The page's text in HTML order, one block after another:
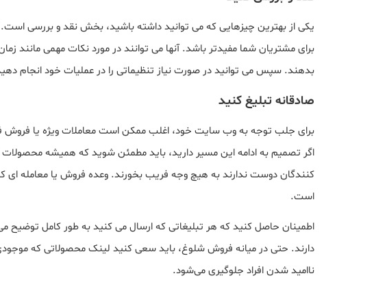
یکی از بهترین چیزهایی که می توانید داشته باشید، بخش نقد و بررسی
برای مشتریان شما مفیدتر باشد. آنها می توانند در مورد نکات مهمی مانند
بدهند. سپس می توانید در صورت نیاز تنظیماتی را در عملیات خود انجام
صادقانه تبلیغ کنید
برای جلب توجه به وب سایت خود، اغلب ممکن است معاملات ویژه یا فروش
اگر تصمیم به ادامه این مسیر دارید، باید مطمئن شوید که همیشه
کنندگان دوست ندارند به هیچ وجه فریب بخورند. وعده فروش یا معامله ای
است.
اطمینان حاصل کنید که هر تبلیغاتی که ارسال می کنید به طور کامل
دارند. حتی در میانه فروش شلوغ، باید سعی کنید لینک محصولاتی که
ناامید شدن افراد جلوگیری می‌شود.